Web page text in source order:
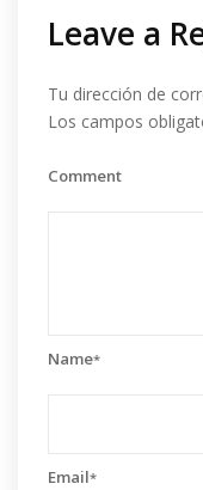
Leave a
Tu dirección de
Los campos
Comment
Name*
Email*